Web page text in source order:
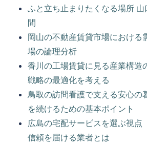
ふと立ち止まりたくなる場所
間
岡山の不動産賃貸市場における
場の論理分析
香川の工場賃貸に見る産業構
戦略の最適化を考える
鳥取の訪問看護で支える安心
を続けるための基本ポイント
広島の宅配サービスを選ぶ視
信頼を届ける業者とは